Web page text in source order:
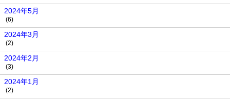
2024年5月
(6)
2024年3月
(2)
2024年2月
(3)
2024年1月
(2)